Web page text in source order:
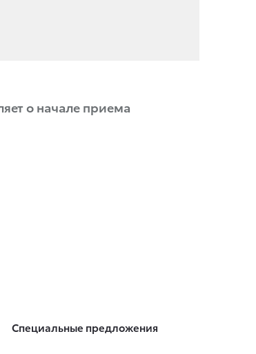
о начале приема
Специальные предложения